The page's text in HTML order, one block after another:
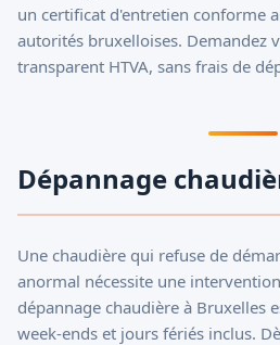
un certificat d'entretien conforme
autorités bruxelloises.
transparent HTVA, sans frais de
Dépannage
Une chaudière qui refuse de
anormal nécessite une
dépannage chaudière à Bruxelles
week-ends et jours fériés inclus.